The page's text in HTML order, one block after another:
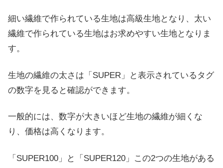
細い繊維で作られている生地は高級生地となり、太い
繊維で作られている生地はお求めやすい生地となりま
す。
生地の繊維の太さは「SUPER」と表示されているタグ
の数字を見ると確認ができます。
一般的には、数字が大きいほど生地の繊維が細くな
り、価格は高くなります。
「SUPER100」と「SUPER120」この2つの生地がある